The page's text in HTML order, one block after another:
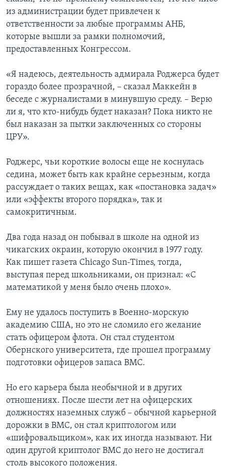
из администрации будет привлечен к
ответственности за любые программы АНБ,
которые вышли за рамки полномочий,
предоставленных Конгрессом.
«Я надеюсь, деятельность адмирала Роджерса будет
гораздо более прозрачной, – сказал Маккейн в
беседе с журналистами в минувшую среду. – Верю
ли я, что кто-нибудь будет наказан? Пока никто не
был наказан за пытки заключенных со стороны
ЦРУ».
Роджерс, чьи короткие волосы еще не коснулась
седина, может быть как крайне серьезным, когда
рассуждает о таких вещах, как «постановка задач»
или «эффекты второго порядка», так и
самокритичным.
Два года назад он побывал в школе на одной из
чикагских окраин, которую окончил в 1977 году.
Как пишет газета Chicago Sun-Times, тогда,
выступая перед школьниками, он признал: «С
математикой у меня было очень плохо».
Ему не удалось поступить в Военно-морскую
академию США, но это не сломило его желание
стать офицером флота. Он стал студентом
Обернского университета, где прошел программу
подготовки офицеров запаса ВМС.
Но его карьера была необычной и в других
отношениях. После шести лет на офицерских
должностях наземных служб – обычной карьерной
дорожки в ВМС, он стал криптологом или
«шифровальщиком», как их иногда называют. Ни
один другой криптолог ВМС до него не достигал
столь высокого положения.